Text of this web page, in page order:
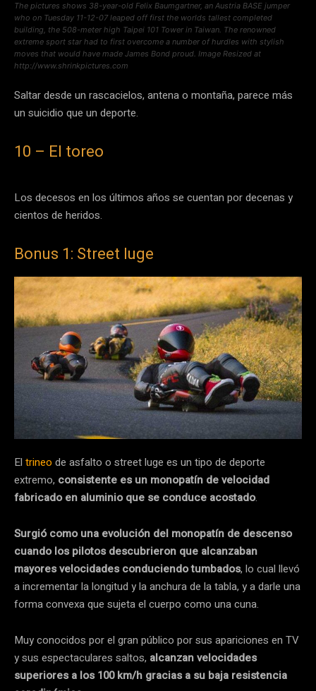
The pictures shows 38-year-old Felix Baumgartner, an Austria BASE jumper
who on Tuesday 11-12-07 leaped off first the worlds tallest completed
building, the 508-meter high Taipei 101 Tower in Taiwan. The renowned
extreme sport star had to first overcome a number of hurdles with stylish
moves that would have made James Bond proud. Image Resized at
http://www.shrinkpictures.com
Saltar desde un rascacielos, antena o montaña, parece más
un suicidio que un deporte.
10 – El toreo
Los decesos en los últimos años se cuentan por decenas y
cientos de heridos.
Bonus 1: Street luge
El trineo de asfalto o street luge es un tipo de deporte
extremo, consistente es un monopatín de velocidad
fabricado en aluminio que se conduce acostado.
Surgió como una evolución del monopatín de descenso
cuando los pilotos descubrieron que alcanzaban
mayores velocidades conduciendo tumbados, lo cual llevó
a incrementar la longitud y la anchura de la tabla, y a darle una
forma convexa que sujeta el cuerpo como una cuna.
Muy conocidos por el gran público por sus apariciones en TV
y sus espectaculares saltos, alcanzan velocidades
superiores a los 100 km/h gracias a su baja resistencia